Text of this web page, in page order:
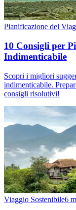
Pianificazione del
10 Consigli per
Indimenticabile
Scopri i migliori
indimenticabile.
consigli risolutivi!
Viaggio Sostenibile6